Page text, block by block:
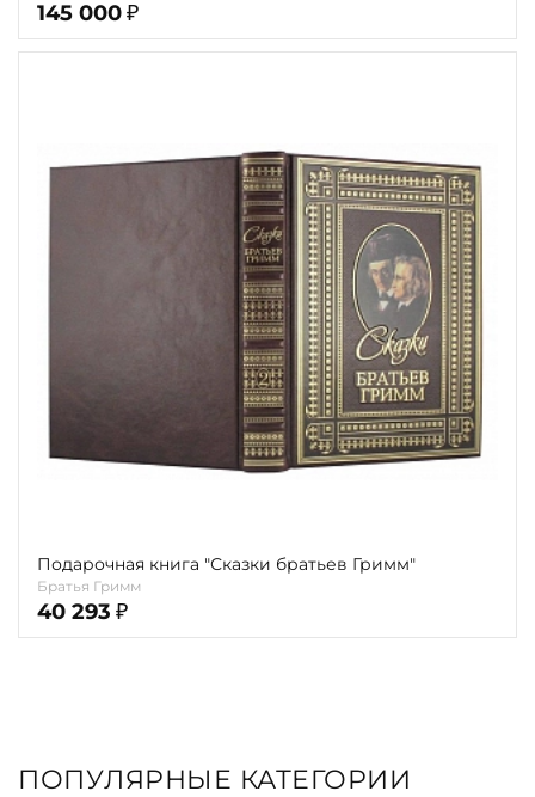
145 000 ₽
Подарочная книга "Сказки братьев Гримм"
Братья Гримм
40 293 ₽
ПОПУЛЯРНЫЕ КАТЕГОРИИ